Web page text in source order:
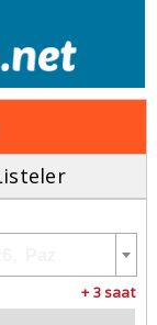
+ 3 saat